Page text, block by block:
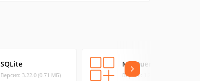
SQLite
Версия: 3.22.0 (0.71 МБ)
MMQuery
Версия: 1.2.1 (2.17 МБ)